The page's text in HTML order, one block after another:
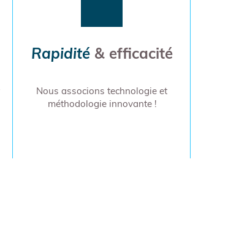
Rapidité& efficacité
Nous associons technologie et
méthodologie innovante !